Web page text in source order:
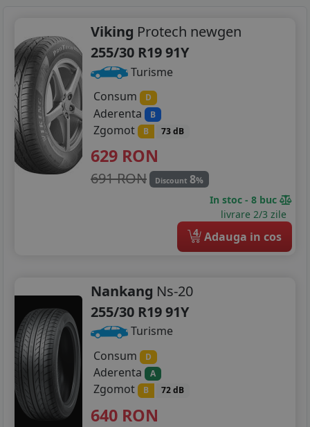
Viking Protech newgen
255/30 R19 91Y
Turisme
Consum
D
Aderenta B
Zgomot B 73 dB
629 RON
691 RON Discount 8%
In stoc - 8 buc
livrare 2/3 zile
4 Adauga in cos
Nankang Ns-20
255/30 R19 91Y
Turisme
Consum
D
Aderenta A
Zgomot B 72 dB
640 RON